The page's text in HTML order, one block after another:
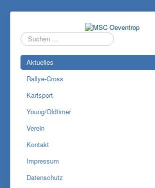
Suchen
...
Aktuelles
Rallye-Cross
Kartsport
Young/Oldtimer
Verein
Kontakt
Impressum
Datenschutz